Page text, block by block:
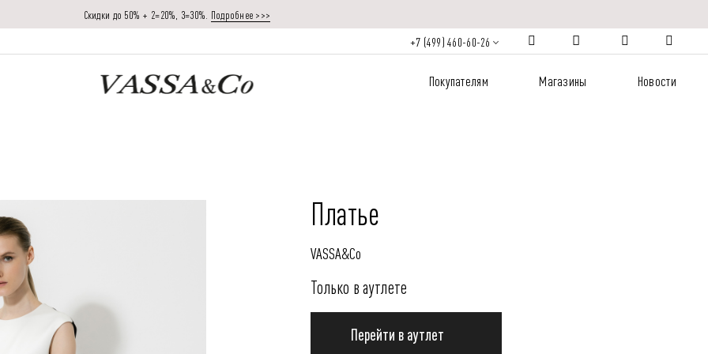
Скидки до 50% + 2=20%, 3=30%. Подробнее >>>
+7 (499) 460-60-26
Покупателям Магазины Новости
Платье
VASSA&Co
Только в аутлете
Перейти в аутлет